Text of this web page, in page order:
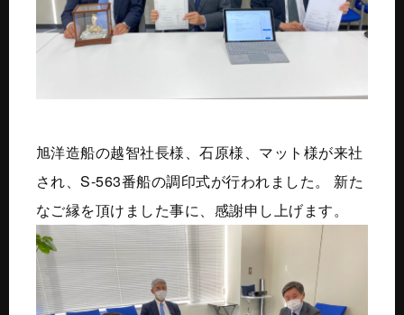
旭洋造船の越智社長様、石原様、マット様が来社
され、S-563番船の調印式が行われました。 新た
なご縁を頂けました事に、感謝申し上げます。